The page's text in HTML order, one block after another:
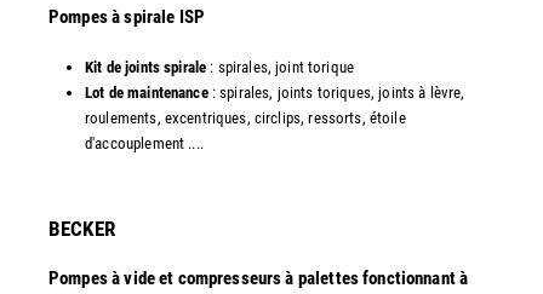
Pompes à spirale ISP
Kit de joints spirale : spirales, joint torique
Lot de maintenance: spirales, joints toriques, joints à lèvre,
roulements, excentriques, circlips, ressorts, étoile
d'accouplement ....
​BECKER
Pompes à vide et compresseurs à palettes fonctionnant à